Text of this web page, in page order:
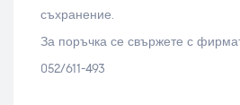
съхранение.
За поръчка се свържете с
052/611-493